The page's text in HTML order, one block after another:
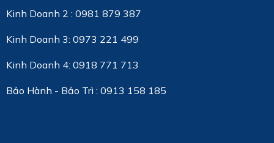
Kinh Doanh 2 : 0981 879 387
Kinh Doanh 3: 0973 221 499
Kinh Doanh 4: 0918 771 713
Bảo Hành - Bảo Trì : 0913 158 185